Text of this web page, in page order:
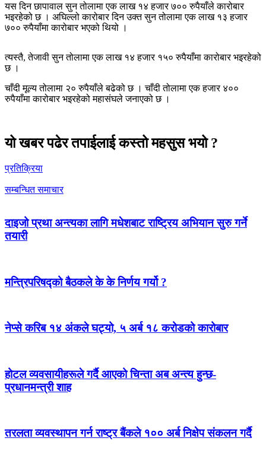
यस दिन छापावाल सुन तोलामा एक लाख १४ हजार ७०० रुपैयाँले कारोबार
भइरहेको छ । अघिल्लो कारोबार दिन उक्त सुन तोलामा एक लाख १३ हजार
७०० रुपैयाँमा कारोबार भएको थियो ।
त्यस्तै, तेजावी सुन तोलामा एक लाख १४ हजार १५० रुपैयाँमा कारोबार भइरहेको
छ ।
चाँदी मूल्य तोलामा २० रुपैयाँले बढेको छ । चाँदी तोलामा एक हजार ४००
रुपैयाँमा कारोबार भइरहेको महासंघले जनाएको छ ।
यो खबर पढेर तपाईलाई कस्तो महसुस भयो ?
प्रतिक्रिया
सम्बन्धित समाचार
दाइजो प्रथा अन्त्यका लागि मधेशबाट राष्ट्रिय अभियान सुरु गर्ने
तयारी
मन्त्रिपरिषद्को बैठकले के के निर्णय गर्यो ?
नेप्से करिब १४ अंकले घट्यो, ५ अर्ब १८ करोडको कारोबार
होटल व्यवसायीहरूले गर्दै आएको चिन्ता अब अन्त्य हुन्छ-
प्रधानमन्त्री शाह
तरलता व्यवस्थापन गर्न राष्ट्र बैंकले १०० अर्ब निक्षेप संकलन गर्दै